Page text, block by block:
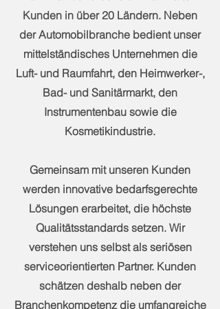
Kunden in über 20 Ländern. Neben
der Automobilbranche bedient unser
mittelständisches Unternehmen die
Luft- und Raumfahrt, den Heimwerker-,
Bad- und Sanitärmarkt, den
Instrumentenbau sowie die
Kosmetikindustrie.
Gemeinsam mit unseren Kunden
werden innovative bedarfsgerechte
Lösungen erarbeitet, die höchste
Qualitätsstandards setzen. Wir
verstehen uns selbst als seriösen
serviceorientierten Partner. Kunden
schätzen deshalb neben der
Branchenkompetenz die umfangreiche